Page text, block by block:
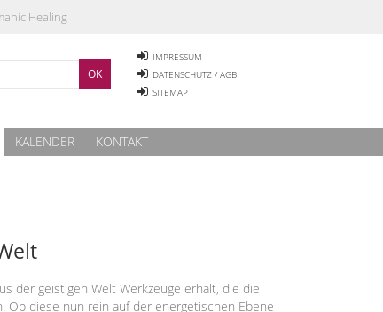
Healing
IMPRESSUM
DATENSCHUTZ / AGB
SITEMAP
KALENDER KONTAKT
der geistigen Welt Werkzeuge erhält, die die
Ob diese nun rein auf der energetischen Ebene